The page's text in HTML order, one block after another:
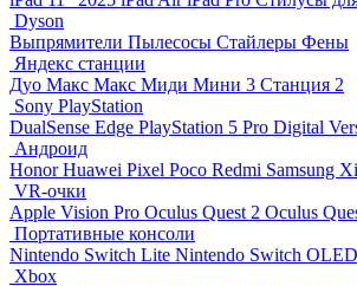
Dyson
Выпрямители Пылесосы Стайлеры Фены
Яндекс станции
Дуо Макс Макс Миди Мини 3 Станция 2
Sony PlayStation
DualSense Edge PlayStation 5 Pro Digital
Андроид
HonorHuawei Pixel Poco Redmi Samsung
VR-очки
Apple Vision Pro Oculus Quest 2 Oculus
Портативные консоли
Nintendo Switch Lite Nintendo Switch OLED
Xbox